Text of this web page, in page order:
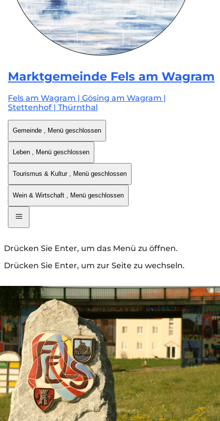
Marktgemeinde Fels am Wagram
Fels am Wagram | Gösing am Wagram |
Stettenhof | Thürnthal
Gemeinde , Menü geschlossen
Leben , Menü geschlossen
Tourismus & Kultur , Menü geschlossen
Wein & Wirtschaft , Menü geschlossen
Drücken Sie Enter, um das Menü zu öffnen.
Drücken Sie Enter, um zur Seite zu wechseln.